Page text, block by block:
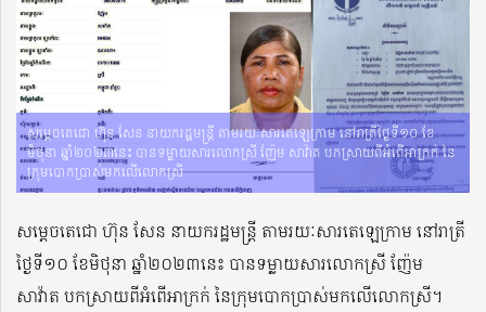
សម្ដេចតេជោ ហ៊ុន សែន នាយករដ្ឋមន្ត្រី តាមរយៈសារតេឡេក្រាម នៅរាត្រីថ្ងៃទី១០ ខែ
មិថុនា ឆ្នាំ២០២៣នេះ បានទម្លាយសារលោកស្រី ញ៉ែម សាវ៉ាត បកស្រាយពីអំពើអាក្រក់ នៃ
ក្រុមបោកប្រាស់មកលើលោកស្រី
សម្ដេចតេជោ ហ៊ុន សែន នាយករដ្ឋមន្ត្រី តាមរយៈសារតេឡេក្រាម នៅរាត្រី
ថ្ងៃទី១០ ខែមិថុនា ឆ្នាំ២០២៣នេះ បានទម្លាយសារលោកស្រី ញ៉ែម
សាវ៉ាត បកស្រាយពីអំពើអាក្រក់ នៃក្រុមបោកប្រាស់មកលើលោកស្រី។